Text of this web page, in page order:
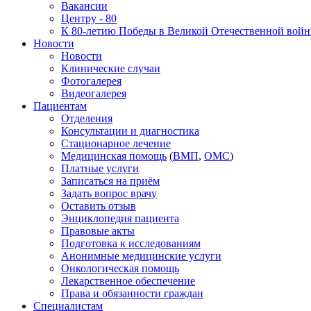
Вакансии
Центру - 80
К 80-летию Победы в Великой Отечественной
Новости
Новости
Клинические случаи
Фотогалерея
Видеогалерея
Пациентам
Отделения
Консультации и диагностика
Стационарное лечение
Медицинская помощь (ВМП, ОМС)
Платные услуги
Записаться на приём
Задать вопрос врачу
Оставить отзыв
Энциклопедия пациента
Правовые акты
Подготовка к исследованиям
Анонимные медицинские услуги
Онкологическая помощь
Лекарственное обеспечение
Права и обязанности граждан
Специалистам